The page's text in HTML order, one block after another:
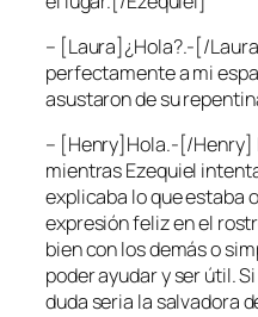
– [Laura]¿Hola?.-[/
perfectamente a mi
asustaron de su
– [Henry]Hola.-[/Henry]
mientras Ezequiel
explicaba lo que estaba
expresión feliz en el
bien con los demás o
poder ayudar y ser útil.
duda seria la salvadora